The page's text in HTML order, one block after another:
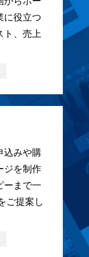
に役立つ
ト、売上
込みや購
ジを制作
ーまで一
ご提案し